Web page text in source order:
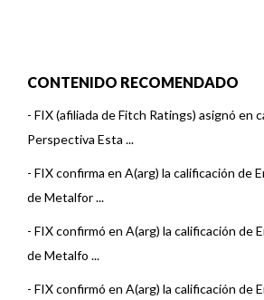
CONTENIDO RECOMENDADO
- FIX (afiliada de Fitch Ratings) asignó en
Perspectiva Esta ...
- FIX confirma en A(arg) la calificación de
de Metalfor ...
- FIX confirmó en A(arg) la calificación de
de Metalfo ...
- FIX confirmó en A(arg) la calificación de